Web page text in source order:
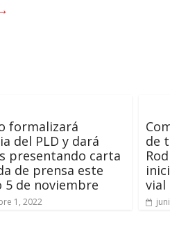
formalizará
del PLD y dará
presentando carta
de prensa este
5 de noviembre
1, 2022
de
vial